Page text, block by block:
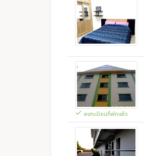
ลงทะเบียนที่พักแล้ว